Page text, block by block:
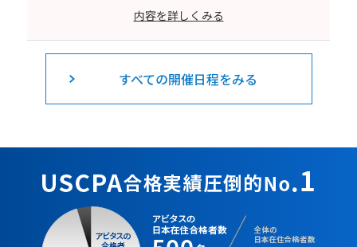
内容を詳しくみる
すべての開催日程をみる